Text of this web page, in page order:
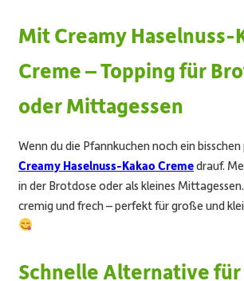
Mit Creamy Haselnuss-
Creme – Topping für
oder Mittagessen
Wenn du die Pfannkuchen noch ein
Creamy Haselnuss-Kakao Cremedrauf.
in der Brotdose oder als kleines
cremig und frech – perfekt für große und
Schnelle Alternative für